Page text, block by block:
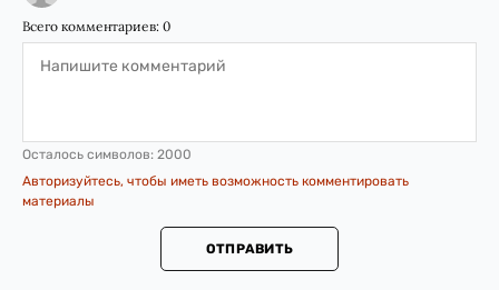
Всего комментариев: 0
Осталось символов: 2000
Авторизуйтесь, чтобы иметь возможность комментировать
материалы
ОТПРАВИТЬ